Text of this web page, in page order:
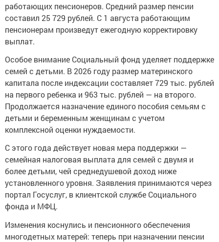
работающих пенсионеров. Средний размер пенсии
составил 25 729 рублей. С 1 августа работающим
пенсионерам произведут ежегодную корректировку
выплат.
Особое внимание Социальный фонд уделяет поддержке
семей с детьми. В 2026 году размер материнского
капитала после индексации составляет 729 тыс. рублей
на первого ребенка и 963 тыс. рублей — на второго.
Продолжается назначение единого пособия семьям с
детьми и беременным женщинам с учетом
комплексной оценки нуждаемости.
С этого года действует новая мера поддержки —
семейная налоговая выплата для семей с двумя и
более детьми, чей среднедушевой доход ниже
установленного уровня. Заявления принимаются через
портал Госуслуг, в клиентской службе Социального
фонда и МФЦ.
Изменения коснулись и пенсионного обеспечения
многодетных матерей: теперь при назначении пенсии